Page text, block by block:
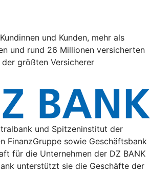
und Kunden, mehr als
und rund 26 Millionen versicherten
der größten Versicherer
und Spitzeninstitut der
FinanzGruppe sowie Geschäftsbank
für die Unternehmen der DZ BANK
unterstützt sie die Geschäfte der